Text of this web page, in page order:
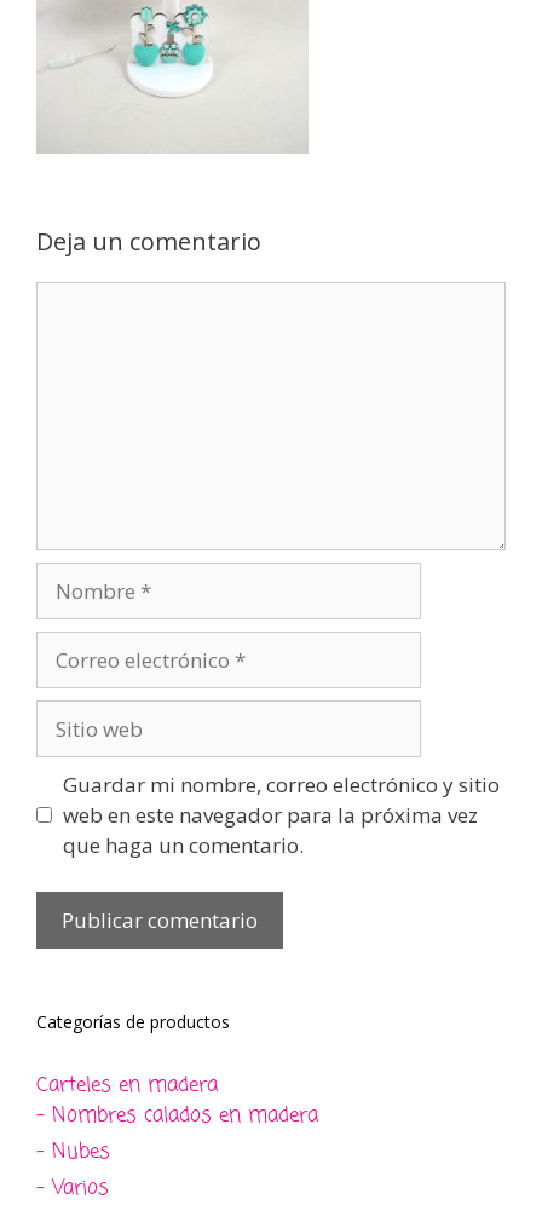
Deja un comentario
electrónico
web
Guardar mi nombre, correo electrónico y sitio
web en este navegador para la próxima vez
que haga un comentario.
Categorías de productos
Carteles en madera
- Nombres calados en madera
- Nubes
- Varios